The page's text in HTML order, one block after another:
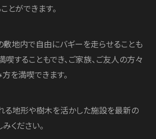
とができます。
地内で自由にバギーを走らせることも
喫することもでき、ご家族、ご友人の方々
を満喫できます。
る地形や樹木を活かした施設を最新の
ください。